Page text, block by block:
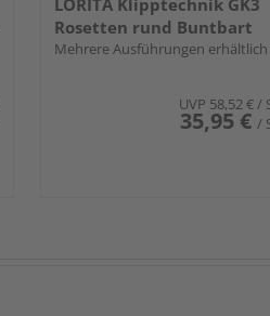
LORITA Klipptechnik GK3
Rosetten rund Buntbart
Edelst. ma.
Mehrere Ausführungen erhältlich
UVP 58,52 €/
35,95 € /